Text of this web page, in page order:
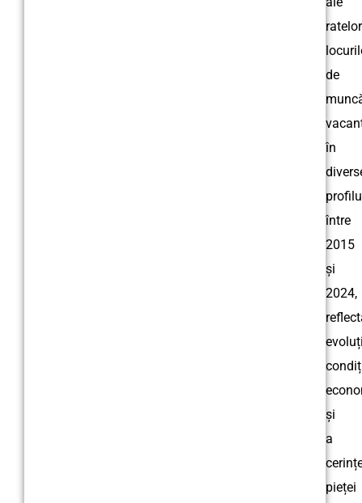
ratelor
de
în
între
2015
și
2024,
și
a
pieței